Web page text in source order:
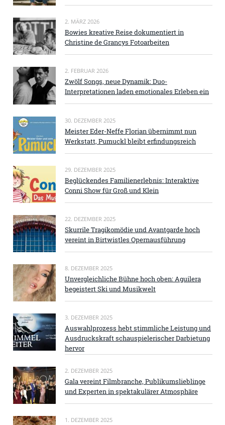
2. MÄRZ 2026
Bowies kreative Reise dokumentiert in
Christine de Grancys Fotoarbeiten
2. FEBRUAR 2026
Zwölf Songs, neue Dynamik: Duo-
Interpretationen laden emotionales Erleben ein
30. DEZEMBER 2025
Meister Eder-Neffe Florian übernimmt nun
Werkstatt, Pumuckl bleibt erfindungsreich
29. DEZEMBER 2025
Beglückendes Familienerlebnis: Interaktive
Conni Show für Groß und Klein
22. DEZEMBER 2025
Skurrile Tragikomödie und Avantgarde hoch
vereint in Birtwistles Opernausführung
8. DEZEMBER 2025
Unvergleichliche Bühne hoch oben: Aguilera
begeistert Ski und Musikwelt
3. DEZEMBER 2025
Auswahlprozess hebt stimmliche Leistung und
Ausdruckskraft schauspielerischer Darbietung
hervor
2. DEZEMBER 2025
Gala vereint Filmbranche, Publikumslieblinge
und Experten in spektakulärer Atmosphäre
1. DEZEMBER 2025